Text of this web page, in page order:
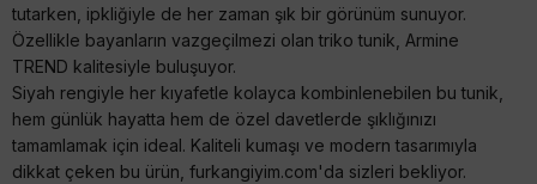
tutarken, ipkliğiyle de her zaman şık bir görünüm sunuyor.
Özellikle bayanların vazgeçilmezi olan triko tunik, Armine
TREND kalitesiyle buluşuyor.
Siyah rengiyle her kıyafetle kolayca kombinlenebilen bu tunik,
hem günlük hayatta hem de özel davetlerde şıklığınızı
tamamlamak için ideal. Kaliteli kumaşı ve modern tasarımıyla
dikkat çeken bu ürün, furkangiyim.com'da sizleri bekliyor.